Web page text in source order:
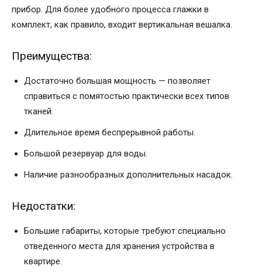
прибор. Для более удобного процесса глажки в
комплект, как правило, входит вертикальная вешалка.
Преимущества:
Достаточно большая мощность — позволяет
справиться с помятостью практически всех типов
тканей.
Длительное время беспрерывной работы.
Большой резервуар для воды.
Наличие разнообразных дополнительных насадок.
Недостатки:
Большие габариты, которые требуют специально
отведенного места для хранения устройства в
квартире.